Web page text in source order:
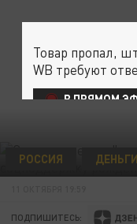
РОССИЯ ДЕНЬГИ
ПОДПИШИТЕСЬ:
Товар пропал,
WB требуют
В ПРЯМОМ